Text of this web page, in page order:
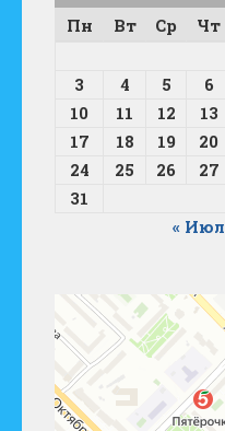
Пн
Вт Ср Чт
3
4 5 6
10
11 12 13
17
18 19 20
24
25 26 27
31
« Июл